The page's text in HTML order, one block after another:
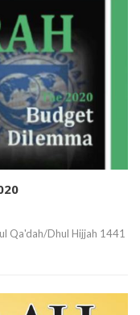
Qa'dah/Dhul Hijjah 1441